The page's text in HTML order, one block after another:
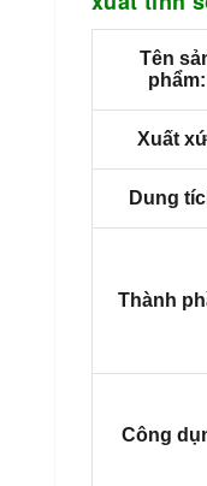
Tên
phẩm:
Xuất
Dung
Thành
Công